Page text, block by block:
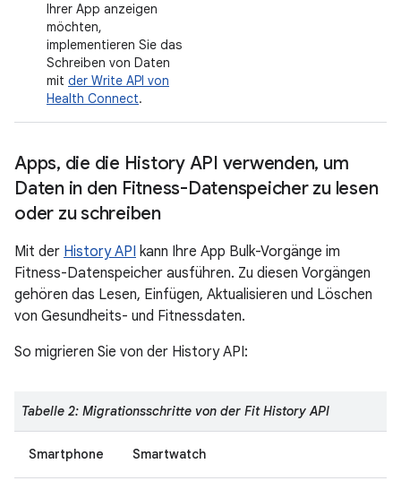
Ihrer App anzeigen
möchten,
implementieren Sie das
Schreiben von Daten
mit der Write API von
Health Connect.
Apps, die die History API verwenden, um
Daten in den Fitness-Datenspeicher zu lesen
oder zu schreiben
Mit der History API kann Ihre App Bulk-Vorgänge im
Fitness-Datenspeicher ausführen. Zu diesen Vorgängen
gehören das Lesen, Einfügen, Aktualisieren und Löschen
von Gesundheits- und Fitnessdaten.
So migrieren Sie von der History API:
Tabelle 2: Migrationsschritte von der Fit History API
Smartphone Smartwatch